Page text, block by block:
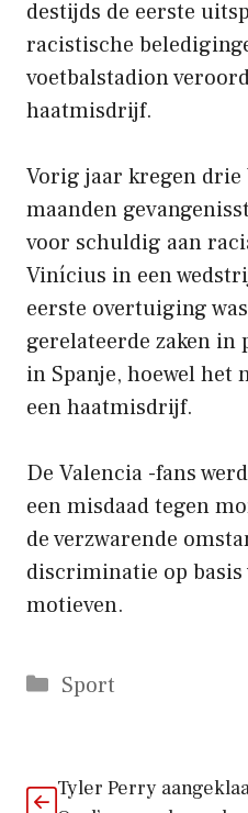
destijds de eerste
racistische
voetbalstadion
haatmisdrijf.
Vorig jaar kregen drie
maanden
voor schuldig aan
Vinícius in een
eerste overtuiging
gerelateerde zaken in
in Spanje, hoewel het
een haatmisdrijf.
De Valencia -fans
een misdaad tegen
de verzwarende
discriminatie op
motieven.
Categorieën
Sport
Tyler Perry